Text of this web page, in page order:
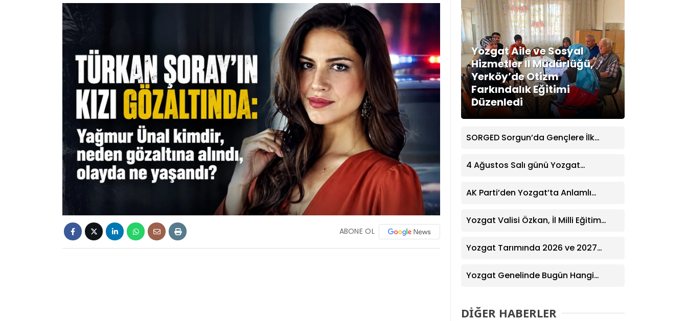
ABONE OL
Yozgat Aile ve Sosyal
Hizmetler İl Müdürlüğü,
Yerköy’de Otizm
Farkındalık Eğitimi
Düzenledi
SORGED Sorgun’da Gençlere İlk
4 Ağustos Salı günü Yozgat
Eczane
AK Parti’den Yozgat’ta Anlamlı
Dernek Üyeleriyle Buluştu
Yozgat Valisi Özkan, İl Milli Eğitim
Yozgat Tarımında 2026 ve 2027
Yozgat Genelinde Bugün Hangi
DİĞER HABERLER